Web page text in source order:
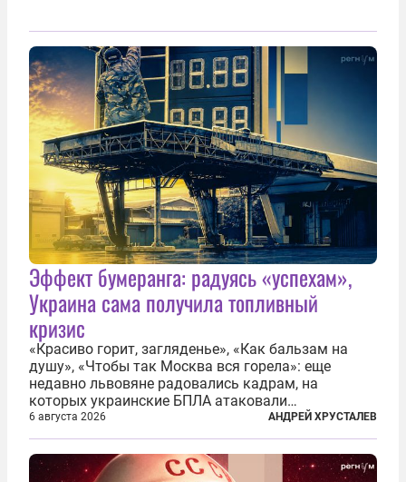
Эффект бумеранга: радуясь «успехам»,
Украина сама получила топливный
кризис
«Красиво горит, загляденье», «Как бальзам на
душу», «Чтобы так Москва вся горела»: еще
недавно львовяне радовались кадрам, на
которых украинские БПЛА атаковали
нефтеперерабатывающие предприятия России. В
скором времени оказалось, что в «эту игру можно
играть вдвоем» — российские дроны только за...
6 августа 2026 АНДРЕЙ ХРУСТАЛЕВ